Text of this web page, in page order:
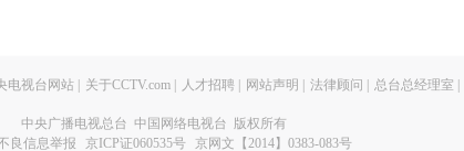
电视台网站 关于CCTV.com 人才招聘 网站声明 法律顾问 总台总经理室
中央广播电视总台 中国网络电视台 版权所有
良信息举报
京ICP证060535号 京网文【2014】0383-083号